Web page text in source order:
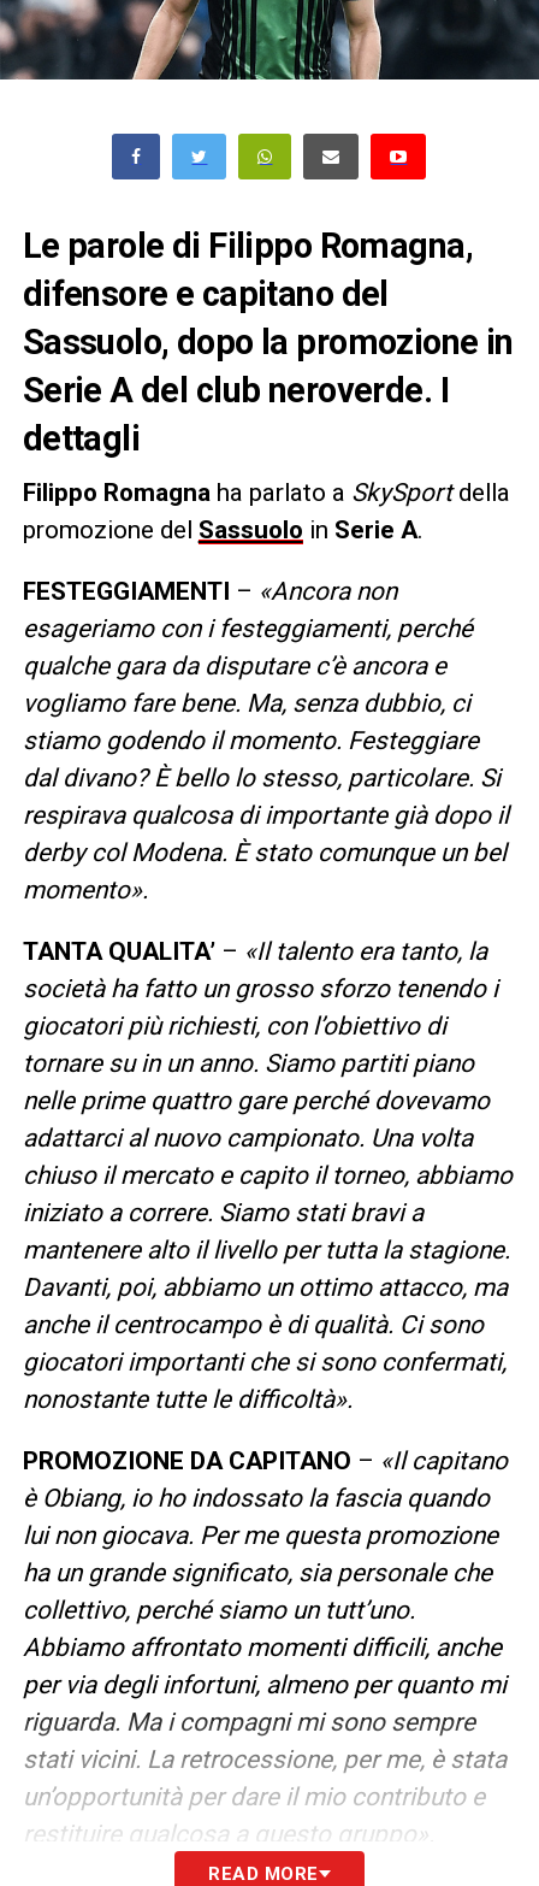
Le parole di Filippo Romagna,
difensore e capitano del
Sassuolo, dopo la promozione in
Serie A del club neroverde. I
dettagli
Filippo Romagnaha parlato a SkySportdella
promozione del Sassuolo in Serie A.
FESTEGGIAMENTI – «Ancora non
esageriamo con i festeggiamenti, perché
qualche gara da disputare c’è ancora e
vogliamo fare bene. Ma, senza dubbio, ci
stiamo godendo il momento. Festeggiare
dal divano? È bello lo stesso, particolare. Si
respirava qualcosa di importante già dopo il
derby col Modena. È stato comunque un bel
momento».
TANTA QUALITA’– «Il talento era tanto, la
società ha fatto un grosso sforzo tenendo i
giocatori più richiesti, con l’obiettivo di
tornare su in un anno. Siamo partiti piano
nelle prime quattro gare perché dovevamo
adattarci al nuovo campionato. Una volta
chiuso il mercato e capito il torneo, abbiamo
iniziato a correre. Siamo stati bravi a
mantenere alto il livello per tutta la stagione.
Davanti, poi, abbiamo un ottimo attacco, ma
anche il centrocampo è di qualità. Ci sono
giocatori importanti che si sono confermati,
nonostante tutte le difficoltà».
PROMOZIONE DA CAPITANO – «Il capitano
è Obiang, io ho indossato la fascia quando
lui non giocava. Per me questa promozione
ha un grande significato, sia personale che
collettivo, perché siamo un tutt’uno.
Abbiamo affrontato momenti difficili, anche
per via degli infortuni, almeno per quanto mi
riguarda. Ma i compagni mi sono sempre
stati vicini. La retrocessione, per me, è stata
un’opportunità per dare il mio contributo e
restituire qualcosa a questo gruppo».
READ MORE